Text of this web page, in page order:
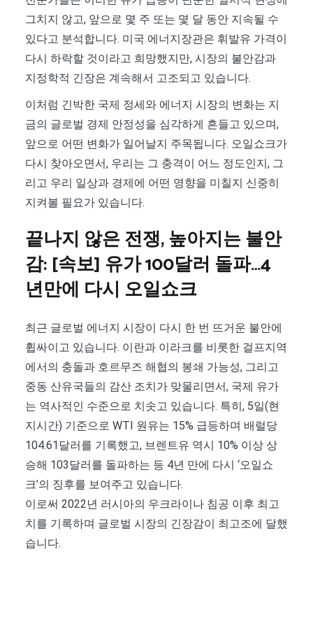
그치지 않고, 앞으로 몇 주 또는 몇 달 동안 지속될 수
있다고 분석합니다. 미국 에너지장관은 휘발유 가격이
다시 하락할 것이라고 희망했지만, 시장의 불안감과
지정학적 긴장은 계속해서 고조되고 있습니다.
이처럼 긴박한 국제 정세와 에너지 시장의 변화는 지
금의 글로벌 경제 안정성을 심각하게 흔들고 있으며,
앞으로 어떤 변화가 일어날지 주목됩니다. 오일쇼크가
다시 찾아오면서, 우리는 그 충격이 어느 정도인지, 그
리고 우리 일상과 경제에 어떤 영향을 미칠지 신중히
지켜볼 필요가 있습니다.
끝나지 않은 전쟁, 높아지는 불안
감: [속보] 유가 100달러 돌파…4
년만에 다시 오일쇼크
최근 글로벌 에너지 시장이 다시 한 번 뜨거운 불안에
휩싸이고 있습니다. 이란과 이라크를 비롯한 걸프지역
에서의 충돌과 호르무즈 해협의 봉쇄 가능성, 그리고
중동 산유국들의 감산 조치가 맞물리면서, 국제 유가
는 역사적인 수준으로 치솟고 있습니다. 특히, 5일(현
지시간) 기준으로 WTI 원유는 15% 급등하며 배럴당
104.61달러를 기록했고, 브렌트유 역시 10% 이상 상
승해 103달러를 돌파하는 등 4년 만에 다시 ‘오일쇼
크’의 징후를 보여주고 있습니다.
이로써 2022년 러시아의 우크라이나 침공 이후 최고
치를 기록하며 글로벌 시장의 긴장감이 최고조에 달했
습니다.